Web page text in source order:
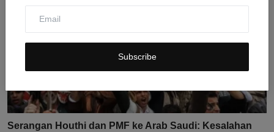
Subscribe
Serangan Houthi dan PMF ke Arab Saudi: Kesalahan